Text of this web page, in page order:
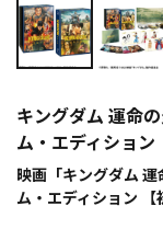
キングダム 運命
ム・エディション
映画「キングダム
ム・エディション